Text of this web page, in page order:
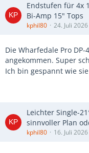
Endstufen für 4x
Bi-Amp 15" Tops
kphil80 24. Juli 2026
Die Wharfedale Pro
angekommen. Super
Ich bin gespannt wie
Leichter Single-
sinnvoller Plan
kphil80 16. Juli 2026